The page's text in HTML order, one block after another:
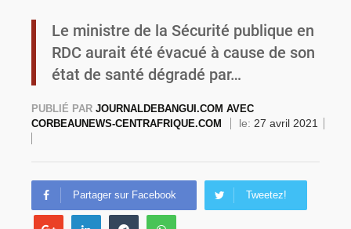
Commémoration du 4 août : Ibrahim Traoré appelle à une mobilisation totale pour la souveraineté nationale
Le ministre de la Sécurité publique en
RDC aurait été évacué à cause de son
état de santé dégradé par…
PUBLIÉ PAR JOURNALDEBANGUI.COM AVEC
CORBEAUNEWS-CENTRAFRIQUE.COM
le: 27 avril 2021
Partager sur Facebook Tweetez!